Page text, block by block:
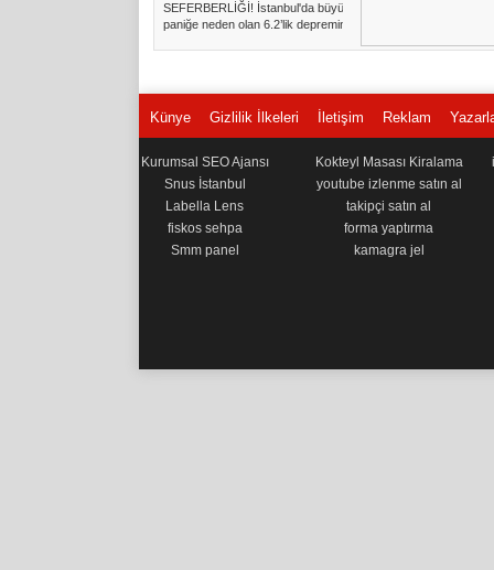
SEFERBERLİĞİ! İstanbul'da büyük
paniğe neden olan 6.2’lik depremin
Künye Gizlilik İlkeleri İletişim Reklam
Kurumsal SEO Ajansı
Snus İstanbul
Labella Lens
fiskos sehpa
Smm panel
Kokteyl Masası Kiralama
youtube izlenme satın al
takipçi satın al
forma yaptırma
kamagra jel